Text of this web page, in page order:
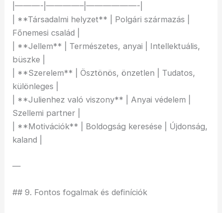
|———-|————–|——————-|
| **Társadalmi helyzet** | Polgári származás |
Főnemesi család |
| **Jellem** | Természetes, anyai | Intellektuális,
büszke |
| **Szerelem** | Ösztönös, önzetlen | Tudatos,
különleges |
| **Julienhez való viszony** | Anyai védelem |
Szellemi partner |
| **Motivációk** | Boldogság keresése | Újdonság,
kaland |
—
## 9. Fontos fogalmak és definíciók